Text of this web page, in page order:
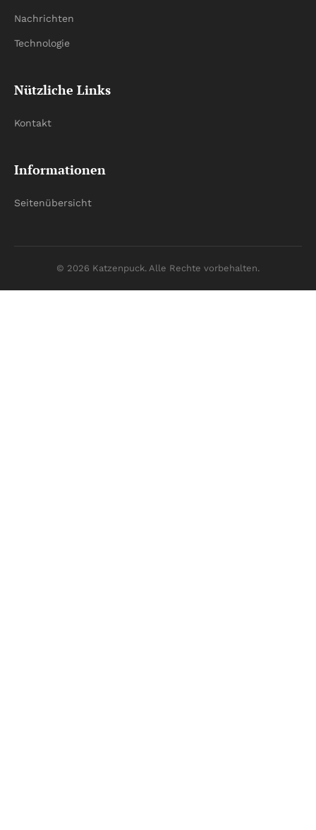
Nachrichten
Technologie
Nützliche Links
Kontakt
Informationen
Seitenübersicht
© 2026 Katzenpuck. Alle Rechte vorbehalten.